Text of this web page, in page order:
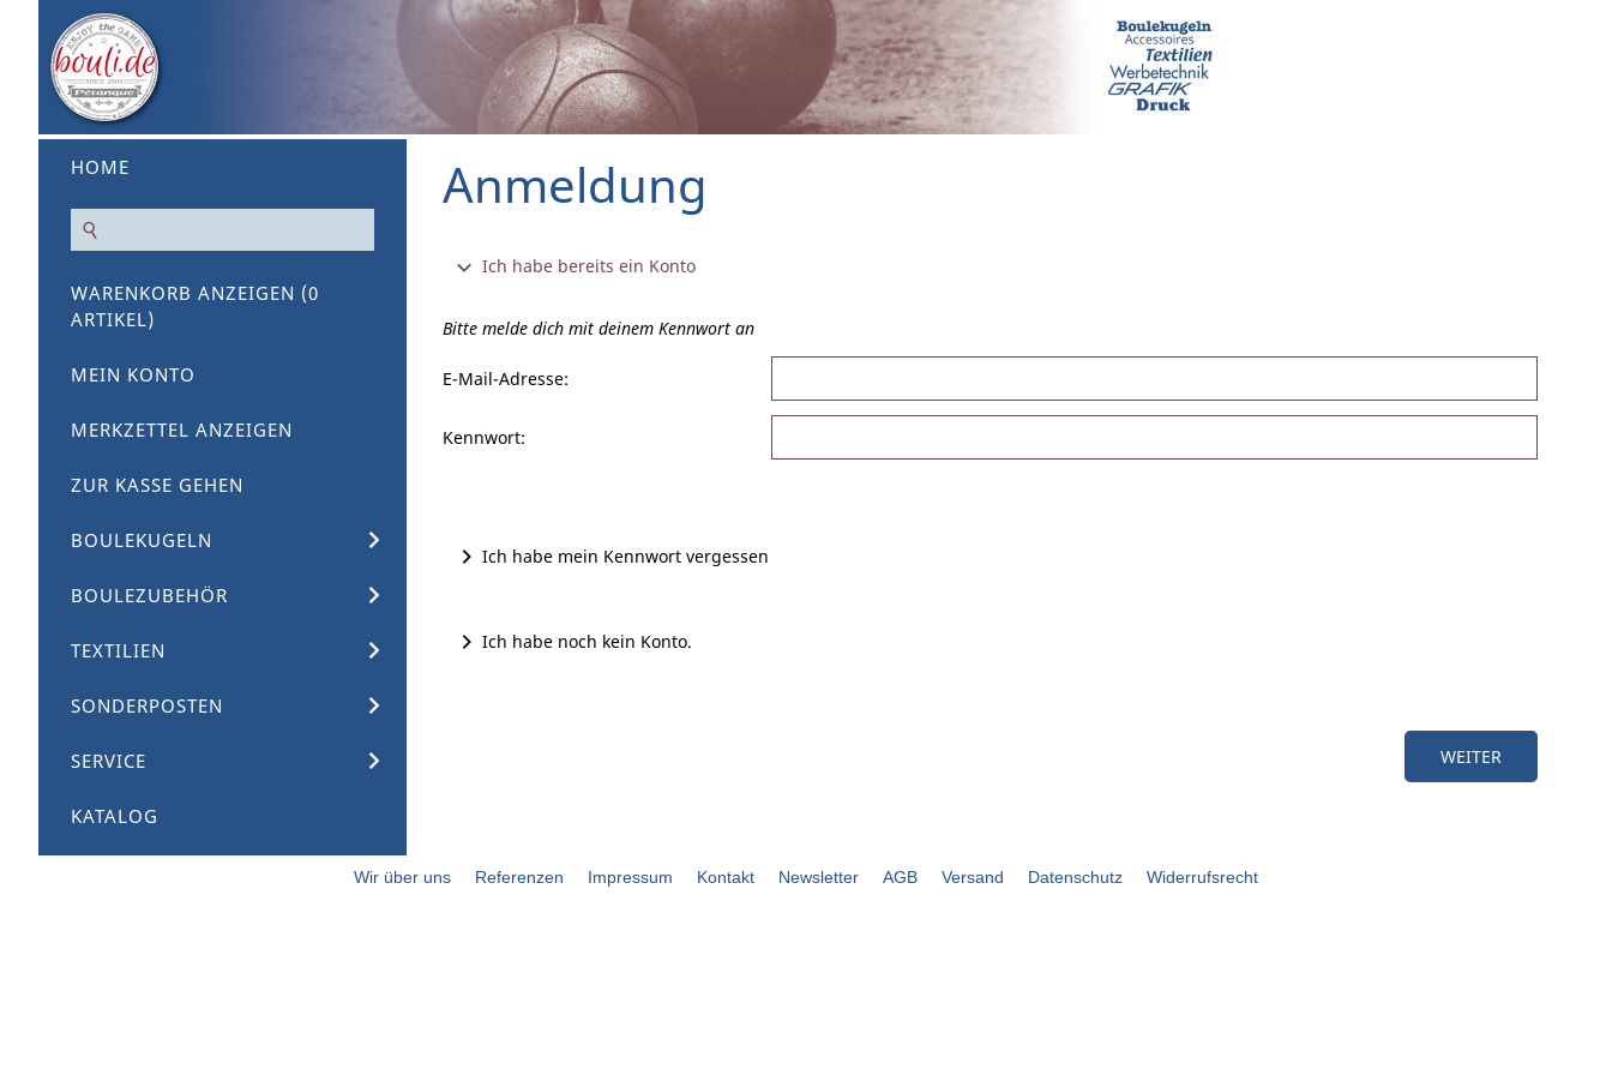
HOME
WARENKORB ANZEIGEN (0
ARTIKEL)
MEIN KONTO
MERKZETTEL ANZEIGEN
ZUR KASSE GEHEN
BOULEKUGELN
BOULEZUBEHÖR
TEXTILIEN
SONDERPOSTEN
SERVICE
KATALOG
Anmeldung
Ich habe bereits ein Konto
Bitte melde dich mit deinem Kennwort an
E-Mail-Adresse:
Kennwort:
Ich habe mein Kennwort vergessen
Ich habe noch kein Konto.
Wir über uns Referenzen Impressum Kontakt Newsletter AGB Versand Datenschutz Widerrufsrecht